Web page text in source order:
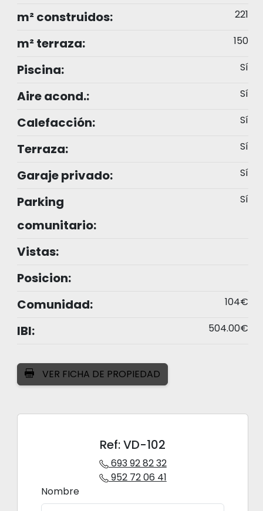
m² construidos: 221
m² terraza: 150
Piscina: Sí
Aire acond.: Sí
Calefacción: Sí
Terraza: Sí
Garaje privado: Sí
Parking
comunitario:
Sí
Vistas:
Posicion:
Comunidad:
104€
IBI: 504.00€
VER FICHA DE PROPIEDAD
Ref: VD-102
693 92 82 32
952 72 06 41
Nombre